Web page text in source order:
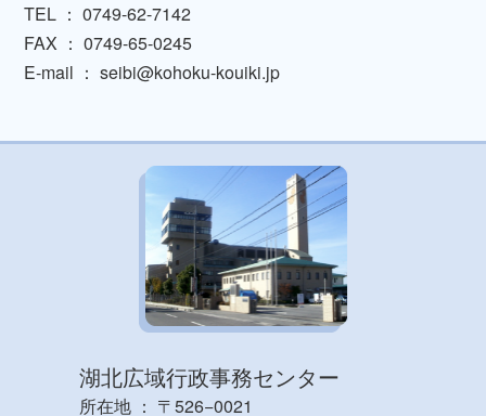
TEL ： 0749-62-7142
FAX ： 0749-65-0245
E-mail ： seibi@kohoku-kouiki.jp
湖北広域行政事務センター
所在地 ： 〒526−0021